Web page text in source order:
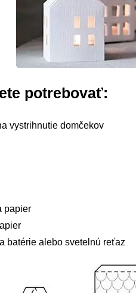
potrebovať:
vystrihnutie domčekov
papier
batérie alebo svetelnú reťaz